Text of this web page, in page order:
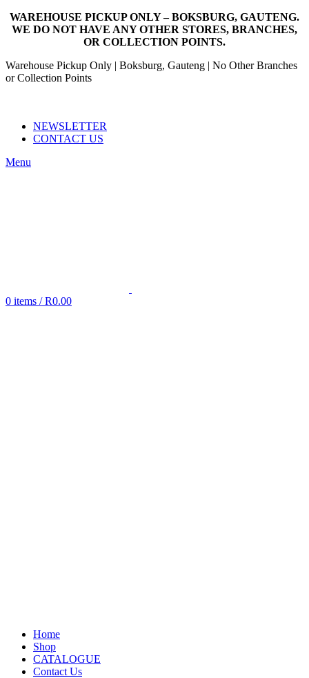
WAREHOUSE PICKUP ONLY – BOKSBURG, GAUTENG.
WE DO NOT HAVE ANY OTHER STORES, BRANCHES,
OR COLLECTION POINTS.
Warehouse Pickup Only | Boksburg, Gauteng | No Other Branches
or Collection Points
NEWSLETTER
CONTACT US
Menu
0 items / R0.00
Home
Shop
CATALOGUE
Contact Us